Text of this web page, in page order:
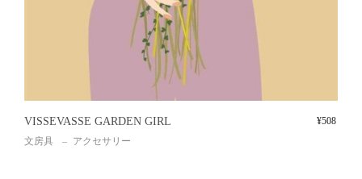
VISSEVASSE GARDEN GIRL
文房具 アクセサリー
¥508